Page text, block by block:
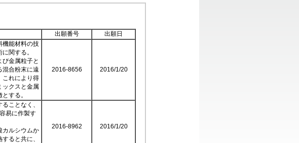
出願番号 出願日
機能材料の技
関する。
び金属粒子と
混合粉末に遠
これにより得
ックスと金属
する。
2016-8656 2016/1/20
ことなく、
易に作製す
カルシウムか
ると共に、
2016-8962 2016/1/20